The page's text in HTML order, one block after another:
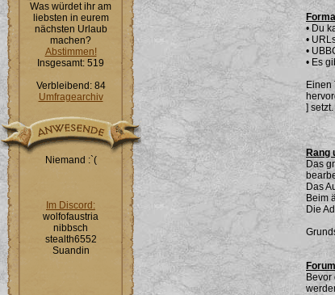
Was würdet ihr am
liebsten in eurem
nächsten Urlaub
machen?
Abstimmen!
Insgesamt: 519
Verbleibend: 84
Umfragearchiv
Niemand :`(
Im Discord:
wolfofaustria
nibbsch
stealth6552
Suandin
• Du
•
•
• Es
Einen
] setzt.
Rang
Das
Das
Beim
Die
Forum